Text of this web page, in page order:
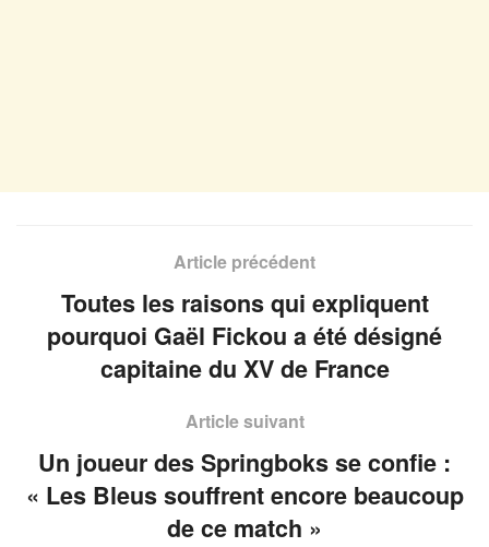
Article précédent
Toutes les raisons qui expliquent
pourquoi Gaël Fickou a été désigné
capitaine du XV de France
Article suivant
Un joueur des Springboks se confie :
« Les Bleus souffrent encore beaucoup
de ce match »